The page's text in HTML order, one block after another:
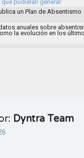
pudieran generar.
un Plan de Absentismo
anuales sobre
la evolución en los
Dyntra Team